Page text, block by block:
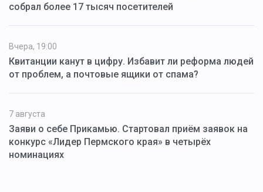
собрал более 17 тысяч посетителей
Вчера, 19:00
Квитанции канут в цифру. Избавит ли реформа людей
от проблем, а почтовые ящики от спама?
7 августа
Заяви о себе Прикамью. Стартовал приём заявок на
конкурс «Лидер Пермского края» в четырёх
номинациях